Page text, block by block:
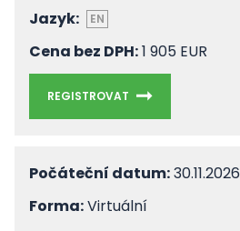
Jazyk:
EN
Cena bez DPH:1 905 EUR
REGISTROVAT
Počáteční datum:30.11.2026
Forma:Virtuální